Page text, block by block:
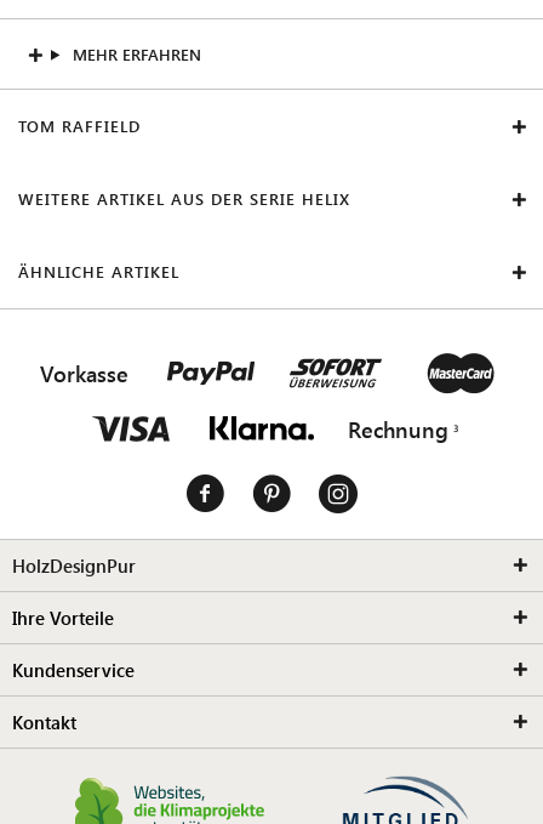
MEHR ERFAHREN
TOM RAFFIELD
WEITERE ARTIKEL AUS DER SERIE HELIX
ÄHNLICHE ARTIKEL
Vorkasse
Rechnung
HolzDesignPur
Ihre Vorteile
Kundenservice
Kontakt